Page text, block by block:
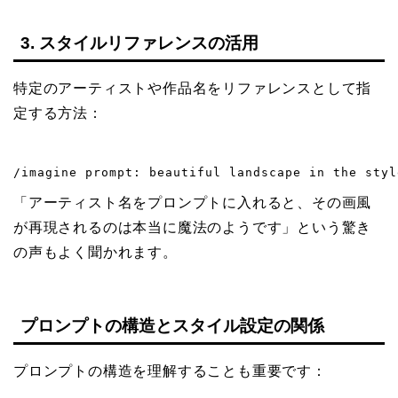
3. スタイルリファレンスの活用
特定のアーティストや作品名をリファレンスとして指
定する方法：
/imagine prompt: beautiful landscape in the
「アーティスト名をプロンプトに入れると、その画風
が再現されるのは本当に魔法のようです」という驚き
の声もよく聞かれます。
プロンプトの構造とスタイル設定の関係
プロンプトの構造を理解することも重要です：